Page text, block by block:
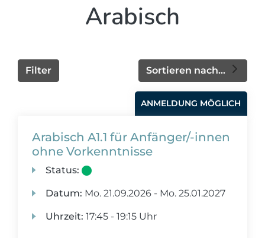
Arabisch
Sortieren nach...
Filter
ANMELDUNG MÖGLICH
Arabisch A1.1 für Anfänger/-innen
ohne Vorkenntnisse
Status:
Datum: Mo. 21.09.2026 - Mo. 25.01.2027
Uhrzeit: 17:45 - 19:15 Uhr